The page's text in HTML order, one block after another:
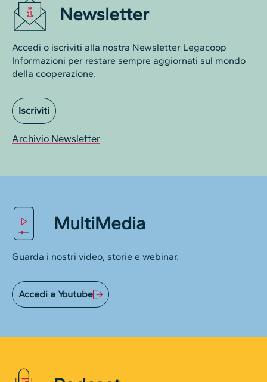
Newsletter
Accedi o iscriviti alla nostra Newsletter Legacoop
Informazioni per restare sempre aggiornati sul mondo
della cooperazione.
Iscriviti
Archivio Newsletter
MultiMedia
Guarda i nostri video, storie e webinar.
Accedi a Youtube